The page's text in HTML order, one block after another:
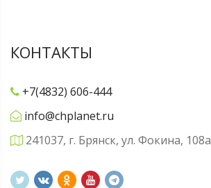
КОНТАКТЫ
+7(4832) 606-444
info@chplanet.ru
241037, г. Брянск, ул. Фокина, 108а